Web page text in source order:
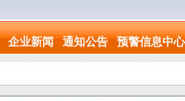
企业新闻 通知公告 预警信息中心